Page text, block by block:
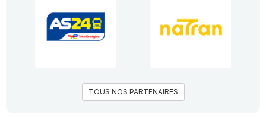
TOUS NOS PARTENAIRES